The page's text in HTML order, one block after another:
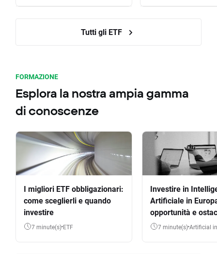
Tutti gli ETF
FORMAZIONE
Esplora la nostra ampia gamma
di conoscenze
I migliori ETF obbligazionari:
come sceglierli e quando
investire
7 minute(s) ETF
Investire in
Artificiale in
opportunità e
7 minute(s) Artificial